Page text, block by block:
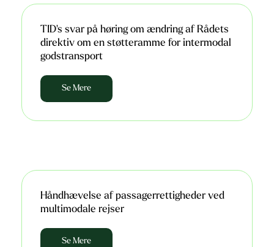
TID's svar på høring om ændring af Rådets
direktiv om en støtteramme for intermodal
godstransport
Se Mere
Håndhævelse af passagerrettigheder ved
multimodale rejser
Se Mere